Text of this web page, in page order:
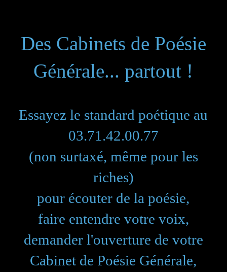
Des Cabinets de Poésie
Générale... partout !
Essayez le standard poétique au
03.71.42.00.77
(non surtaxé, même pour les
riches)
pour écouter de la poésie,
faire entendre votre voix,
demander l'ouverture de votre
Cabinet de Poésie Générale,